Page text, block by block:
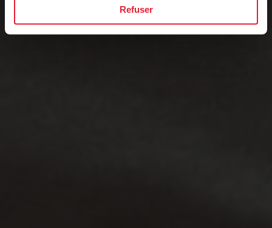
Refuser